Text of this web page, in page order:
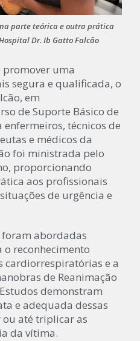
parte teórica e outra prática
Dr. Ib Gatto Falcão
promover uma
segura e qualificada, o
em
de Suporte Básico de
enfermeiros, técnicos de
e médicos da
foi ministrada pelo
proporcionando
aos profissionais
de urgência e
abordadas
o reconhecimento
cardiorrespiratórias e a
de Reanimação
demonstram
e adequada dessas
até triplicar as
da vítima.